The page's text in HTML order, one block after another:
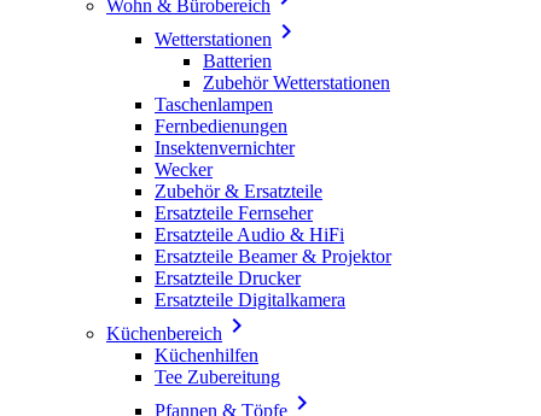
Wohn & Bürobereich
Wetterstationen 
Batterien
Zubehör Wetterstationen
Taschenlampen
Fernbedienungen
Insektenvernichter
Wecker
Zubehör & Ersatzteile
Ersatzteile Fernseher
Ersatzteile Audio & HiFi
Ersatzteile Beamer & Projektor
Ersatzteile Drucker
Ersatzteile Digitalkamera
Küchenbereich 
Küchenhilfen
Tee Zubereitung
Pfannen & Töpfe 